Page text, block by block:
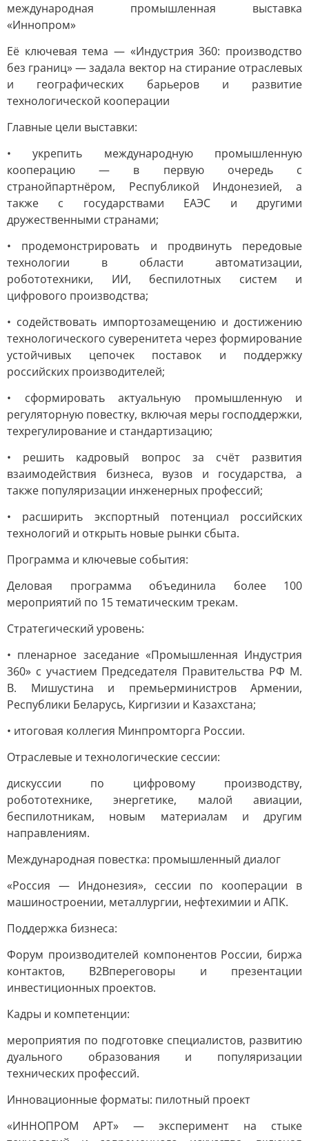
международная промышленная выставка
«Иннопром»
Её ключевая тема — «Индустрия 360: производство
без границ» — задала вектор на стирание отраслевых
и географических барьеров и развитие
технологической кооперации
Главные цели выставки:
• укрепить международную промышленную
кооперацию — в первую очередь с
странойпартнёром, Республикой Индонезией, а
также с государствами ЕАЭС и другими
дружественными странами;
• продемонстрировать и продвинуть передовые
технологии в области автоматизации,
робототехники, ИИ, беспилотных систем и
цифрового производства;
• содействовать импортозамещению и достижению
технологического суверенитета через формирование
устойчивых цепочек поставок и поддержку
российских производителей;
• сформировать актуальную промышленную и
регуляторную повестку, включая меры господдержки,
техрегулирование и стандартизацию;
• решить кадровый вопрос за счёт развития
взаимодействия бизнеса, вузов и государства, а
также популяризации инженерных профессий;
• расширить экспортный потенциал российских
технологий и открыть новые рынки сбыта.
Программа и ключевые события:
Деловая программа объединила более 100
мероприятий по 15 тематическим трекам.
Стратегический уровень:
• пленарное заседание «Промышленная Индустрия
360» с участием Председателя Правительства РФ М.
В. Мишустина и премьерминистров Армении,
Республики Беларусь, Киргизии и Казахстана;
• итоговая коллегия Минпромторга России.
Отраслевые и технологические сессии:
дискуссии по цифровому производству,
робототехнике, энергетике, малой авиации,
беспилотникам, новым материалам и другим
направлениям.
Международная повестка: промышленный диалог
«Россия — Индонезия», сессии по кооперации в
машиностроении, металлургии, нефтехимии и АПК.
Поддержка бизнеса:
Форум производителей компонентов России, биржа
контактов, В2Впереговоры и презентации
инвестиционных проектов.
Кадры и компетенции:
мероприятия по подготовке специалистов, развитию
дуального образования и популяризации
технических профессий.
Инновационные форматы: пилотный проект
«ИННОПРОМ АРТ» — эксперимент на стыке